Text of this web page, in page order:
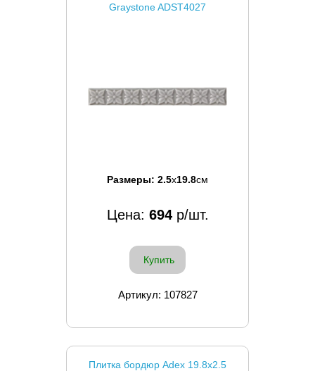
Graystone ADST4027
Размеры: 2.5x19.8см
Цена: 694р/шт.
Купить
Артикул: 107827
Плитка бордюр Adex 19.8x2.5